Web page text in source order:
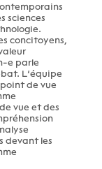
sciences
concitoyens,
e parle
L’équipe
de vue
vue et des
devant les